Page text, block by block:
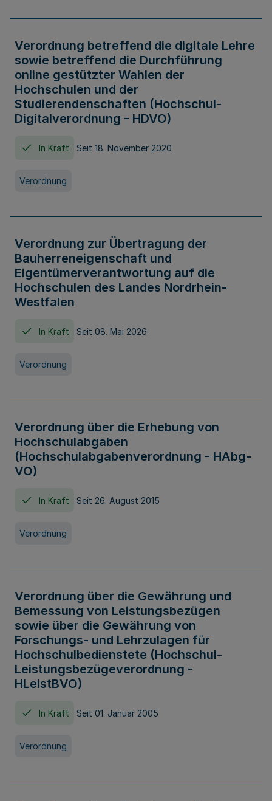
Verordnung betreffend die digitale Lehre
sowie betreffend die Durchführung
online gestützter Wahlen der
Hochschulen und der
Studierendenschaften (Hochschul-
Digitalverordnung - HDVO)
In Kraft Seit 18. November 2020
Verordnung
Verordnung zur Übertragung der
Bauherreneigenschaft und
Eigentümerverantwortung auf die
Hochschulen des Landes Nordrhein-
Westfalen
In Kraft Seit 08. Mai 2026
Verordnung
Verordnung über die Erhebung von
Hochschulabgaben
(Hochschulabgabenverordnung - HAbg-
VO)
In Kraft Seit 26. August 2015
Verordnung
Verordnung über die Gewährung und
Bemessung von Leistungsbezügen
sowie über die Gewährung von
Forschungs- und Lehrzulagen für
Hochschulbedienstete (Hochschul-
Leistungsbezügeverordnung -
HLeistBVO)
In Kraft Seit 01. Januar 2005
Verordnung